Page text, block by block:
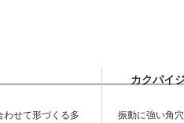
わせて形づくる多
カクパイ
振動に強い角